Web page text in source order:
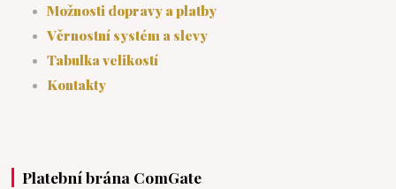
Možnosti dopravy a platby
Věrnostní systém a slevy
Tabulka velikostí
Kontakty
Platební brána ComGate